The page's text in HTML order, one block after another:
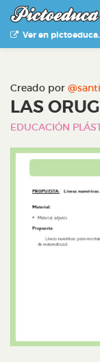
Ver en
Creado por
LAS
EDUCACIÓN